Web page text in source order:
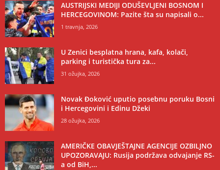
AUSTRIJSKI MEDIJI ODUŠEVLJENI BOSNOM I
HERCEGOVINOM: Pazite šta su napisali o...
1 travnja, 2026
U Zenici besplatna hrana, kafa, kolači,
parking i turistička tura za...
31 ožujka, 2026
Novak Đoković uputio posebnu poruku Bosni
i Hercegovini i Edinu Džeki
28 ožujka, 2026
AMERIČKE OBAVJEŠTAJNE AGENCIJE OZBILJNO
UPOZORAVAJU: Rusija podržava odvajanje RS-
a od BiH,...